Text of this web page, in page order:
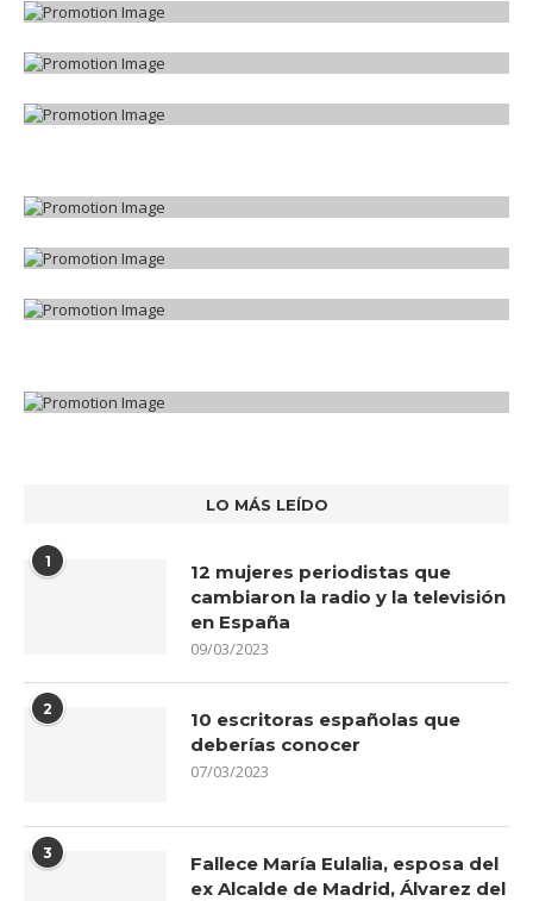
LO MÁS LEÍDO
1
12 mujeres periodistas que
cambiaron la radio y la televisión
en España
09/03/2023
2
10 escritoras españolas que
deberías conocer
07/03/2023
3
Fallece María Eulalia, esposa del
ex Alcalde de Madrid, Álvarez del